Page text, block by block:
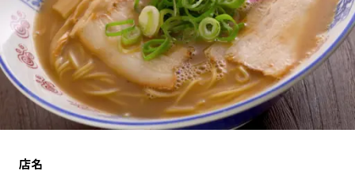
奈良エリア
和歌山エリア
鳥取エリア
島根エリア
岡山エリア
広島エリア
山口エリア
徳島エリア
香川エリア
愛媛エリア
高知エリア
福岡エリア
佐賀エリア
店名